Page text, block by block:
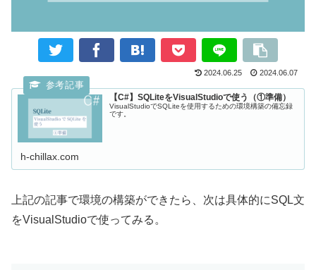
2024.06.25 2024.06.07
【C#】SQLiteをVisualStudioで使う（①準備）
VisualStudioでSQLiteを使用するための環境構築の備忘録
です。
h-chillax.com
上記の記事で環境の構築ができたら、次は具体的にSQL文
をVisualStudioで使ってみる。